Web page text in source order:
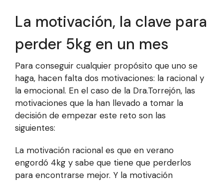
La motivación, la clave para
perder 5kg en un mes
Para conseguir cualquier propósito que uno se
haga, hacen falta dos motivaciones: la racional y
la emocional. En el caso de la Dra.Torrejón, las
motivaciones que la han llevado a tomar la
decisión de empezar este reto son las
siguientes:
La motivación racional es que en verano
engordó 4kg y sabe que tiene que perderlos
para encontrarse mejor. Y la motivación